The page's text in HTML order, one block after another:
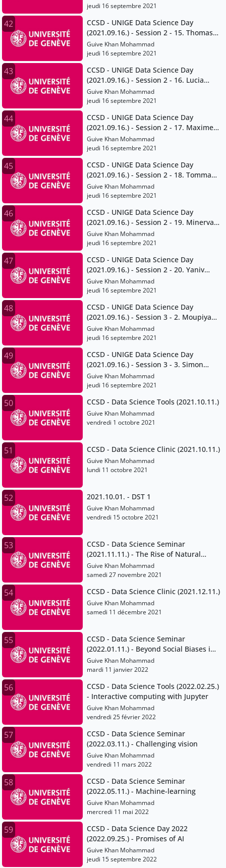
jeudi 16 septembre 2021
42
CCSD - UNIGE Data Science Day
(2021.09.16.) - Session 2 - 15. Thomas
Maillart
Guive Khan Mohammad
jeudi 16 septembre 2021
43
CCSD - UNIGE Data Science Day
(2021.09.16.) - Session 2 - 16. Lucia
Gomez Teijeiro and Giuseppe Ugazio
Guive Khan Mohammad
jeudi 16 septembre 2021
44
CCSD - UNIGE Data Science Day
(2021.09.16.) - Session 2 - 17. Maxime
Stauffer
Guive Khan Mohammad
jeudi 16 septembre 2021
45
CCSD - UNIGE Data Science Day
(2021.09.16.) - Session 2 - 18. Tommaso
Venturini
Guive Khan Mohammad
jeudi 16 septembre 2021
46
CCSD - UNIGE Data Science Day
(2021.09.16.) - Session 2 - 19. Minerva
Rivas Velarde
Guive Khan Mohammad
jeudi 16 septembre 2021
47
CCSD - UNIGE Data Science Day
(2021.09.16.) - Session 2 - 20. Yaniv
Benhamou
Guive Khan Mohammad
jeudi 16 septembre 2021
48
CCSD - UNIGE Data Science Day
(2021.09.16.) - Session 3 - 2. Moupiya
Maji
Guive Khan Mohammad
jeudi 16 septembre 2021
49
CCSD - UNIGE Data Science Day
(2021.09.16.) - Session 3 - 3. Simon
Gabay and Jean-Luc Falcone
Guive Khan Mohammad
jeudi 16 septembre 2021
50 CCSD - Data Science Tools (2021.10.11.)
Guive Khan Mohammad
vendredi 1 octobre 2021
51 CCSD - Data Science Clinic (2021.10.11.)
Guive Khan Mohammad
lundi 11 octobre 2021
52 2021.10.01. - DST 1
Guive Khan Mohammad
vendredi 15 octobre 2021
53
CCSD - Data Science Seminar
(2021.11.11.) - The Rise of Natural
Language Processing
Guive Khan Mohammad
samedi 27 novembre 2021
54 CCSD - Data Science Clinic (2021.12.11.)
Guive Khan Mohammad
samedi 11 décembre 2021
55
CCSD - Data Science Seminar
(2022.01.11.) - Beyond Social Biases in
Data
Guive Khan Mohammad
mardi 11 janvier 2022
56
CCSD - Data Science Tools (2022.02.25.)
- Interactive computing with Jupyter
Guive Khan Mohammad
vendredi 25 février 2022
57
CCSD - Data Science Seminar
(2022.03.11.) - Challenging vision
Guive Khan Mohammad
vendredi 11 mars 2022
58
CCSD - Data Science Seminar
(2022.05.11.) - Machine-learning
Guive Khan Mohammad
mercredi 11 mai 2022
59
CCSD - Data Science Day 2022
(2022.09.25.) - Promises of AI
Guive Khan Mohammad
jeudi 15 septembre 2022